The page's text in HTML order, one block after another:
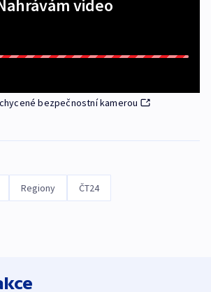
video
bezpečnostní kamerou
Regiony ČT24